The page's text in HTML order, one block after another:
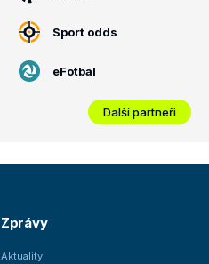
Sport odds
eFotbal
Další partneři
Zprávy
Aktuality